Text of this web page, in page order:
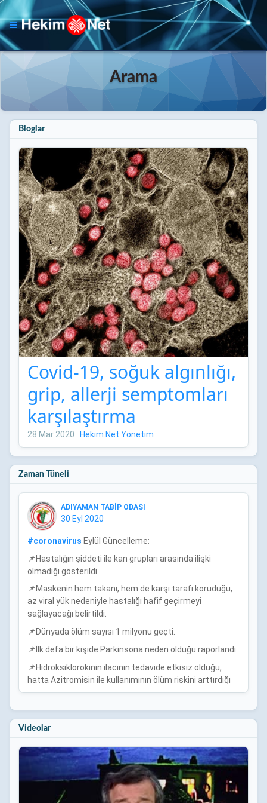
Arama
Bloglar
Covid-19, soğuk algınlığı,
grip, allerji semptomları
karşılaştırma
28 Mar 2020 · Hekim.Net Yönetim
Zaman Tüneli
ADIYAMAN TABİP ODASI
30 Eyl 2020
#coronavirus Eylül Güncelleme:
📌Hastalığın şiddeti ile kan grupları arasında ilişki
olmadığı gösterildi.
📌Maskenin hem takanı, hem de karşı tarafı koruduğu,
az viral yük nedeniyle hastalığı hafif geçirmeyi
sağlayacağı belirtildi.
📌Dünyada ölüm sayısı 1 milyonu geçti.
📌İlk defa bir kişide Parkinsona neden olduğu raporlandı.
📌Hidroksiklorokinin ilacının tedavide etkisiz olduğu,
hatta Azitromisin ile kullanımının ölüm riskini arttırdığı
bildirildi.
📌Sadece ağır hastalarda değil; hafif- asemptomatik
hastalarda da kalp hasarı bildirildi.
gelişen ruhsal çöküntüden daha ağır travma yaşadığı
iddia ediliyor.
📌 İyileştikten hemen sonra ağır egzersiz yapmanın
sakıncalı olabileceği, miyokardit hastalarında ölüme
Videolar